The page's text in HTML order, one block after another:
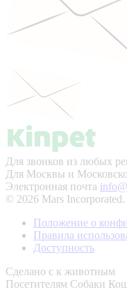
Для звонков из любых
Для Москвы и
Электронная почта
© 2026 Mars
Положение о
Правила
Доступность
Сделано с к животным
Посетителям Собаки